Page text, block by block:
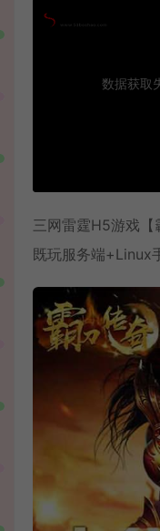
三网雷霆H5游戏
既玩服务端+Linux